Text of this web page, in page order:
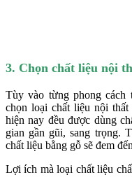
3. Chọn chất liệu nội
Tùy vào từng phong cách
chọn loại chất liệu nội
hiện nay đều được dùng
gian gần gũi, sang trọng.
chất liệu bằng gỗ sẽ đem
Lợi ích mà loại chất liệu